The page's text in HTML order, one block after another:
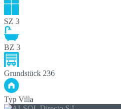
SZ 3
BZ 3
Grundstück 236
Typ Villa